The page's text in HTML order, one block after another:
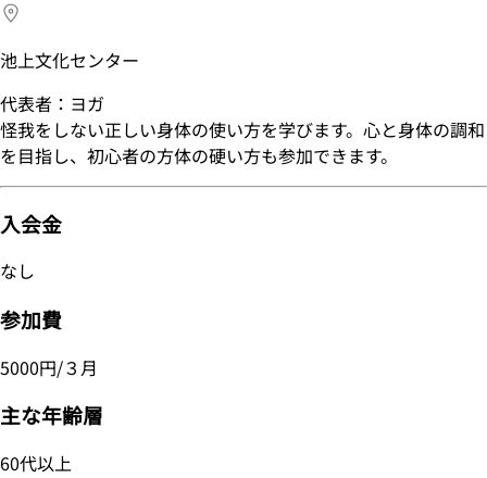
池上文化センター
代表者：ヨガ
怪我をしない正しい身体の使い方を学びます。心と身体の調和
を目指し、初心者の方体の硬い方も参加できます。
入会金
なし
参加費
5000円/３月
主な年齢層
60代以上